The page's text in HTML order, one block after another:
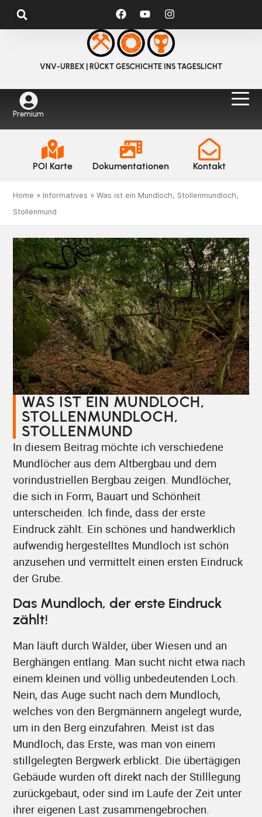
VNV-URBEX | RÜCKT GESCHICHTE INS TAGESLICHT
Premium
POI Karte Dokumentationen Kontakt
Home » Informatives »Was ist ein Mundloch, Stollenmundloch,
Stollenmund
WAS IST EIN MUNDLOCH,
STOLLENMUNDLOCH,
STOLLENMUND
In diesem Beitrag möchte ich verschiedene
Mundlöcher aus dem Altbergbau und dem
vorindustriellen Bergbau zeigen. Mundlöcher,
die sich in Form, Bauart und Schönheit
unterscheiden. Ich finde, dass der erste
Eindruck zählt. Ein schönes und handwerklich
aufwendig hergestelltes Mundloch ist schön
anzusehen und vermittelt einen ersten Eindruck
der Grube.
Das Mundloch, der erste Eindruck
zählt!
Man läuft durch Wälder, über Wiesen und an
Berghängen entlang. Man sucht nicht etwa nach
einem kleinen und völlig unbedeutenden Loch.
Nein, das Auge sucht nach dem Mundloch,
welches von den Bergmännern angelegt wurde,
um in den Berg einzufahren. Meist ist das
Mundloch, das Erste, was man von einem
stillgelegten Bergwerk erblickt. Die übertägigen
Gebäude wurden oft direkt nach der Stilllegung
zurückgebaut, oder sind im Laufe der Zeit unter
ihrer eigenen Last zusammengebrochen.